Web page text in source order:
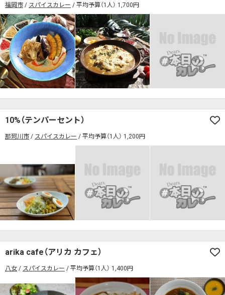
福岡市 スパイスカレー 平均予算（1人） 1,700円
10%（テンパーセント）
那珂川市 スパイスカレー 平均予算（1人） 1,200円
arika cafe（アリカ カフェ）
八女 スパイスカレー 平均予算（1人） 1,400円